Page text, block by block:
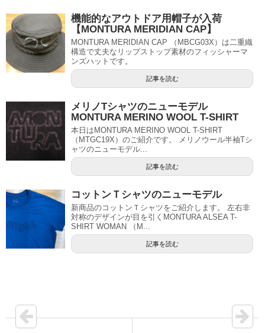
機能的なアウトドア用帽子が入荷
【MONTURA MERIDIAN CAP】
MONTURA MERIDIAN CAP （MBCG03X）は二重織
構造で丈夫なリップストップ素材のフィッシャーマ
ンズハットです。
記事を読む
メリノTシャツのニューモデル
MONTURA MERINO WOOL T-SHIRT
本日はMONTURA MERINO WOOL T-SHIRT
（MTGC19X）のご紹介です。 メリノウール半袖Tシ
ャツのニューモデル...
記事を読む
コットンＴシャツのニューモデル
新商品のコットンＴシャツをご紹介します。 左右非
対称のデザインが目を引くMONTURA ALSEA T-
SHIRT WOMAN （M...
記事を読む